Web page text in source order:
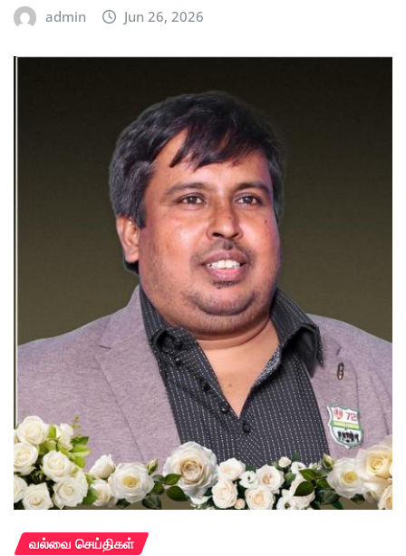
admin Jun 26, 2026
வல்வை செய்திகள்